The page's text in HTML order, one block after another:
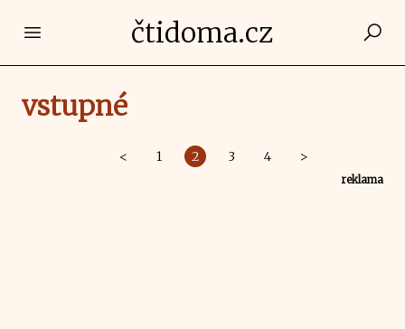
Open main menučtidoma.cz
vstupné
< 1 2 3 4 >
reklama